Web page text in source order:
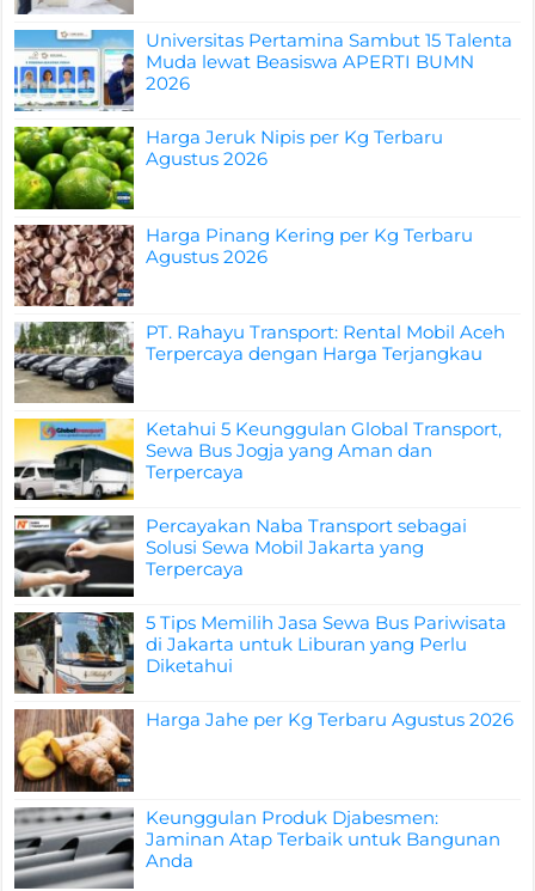
Universitas Pertamina Sambut 15 Talenta
Muda lewat Beasiswa APERTI BUMN
2026
Harga Jeruk Nipis per Kg Terbaru
Agustus 2026
Harga Pinang Kering per Kg Terbaru
Agustus 2026
PT. Rahayu Transport: Rental Mobil Aceh
Terpercaya dengan Harga Terjangkau
Ketahui 5 Keunggulan Global Transport,
Sewa Bus Jogja yang Aman dan
Terpercaya
Percayakan Naba Transport sebagai
Solusi Sewa Mobil Jakarta yang
Terpercaya
5 Tips Memilih Jasa Sewa Bus Pariwisata
di Jakarta untuk Liburan yang Perlu
Diketahui
Harga Jahe per Kg Terbaru Agustus 2026
Keunggulan Produk Djabesmen:
Jaminan Atap Terbaik untuk Bangunan
Anda